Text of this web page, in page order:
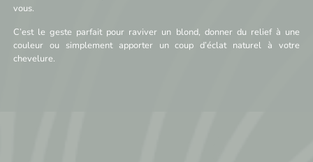
vous.
C’est le geste parfait pour raviver un blond, donner du relief à une
couleur ou simplement apporter un coup d’éclat naturel à votre
chevelure.